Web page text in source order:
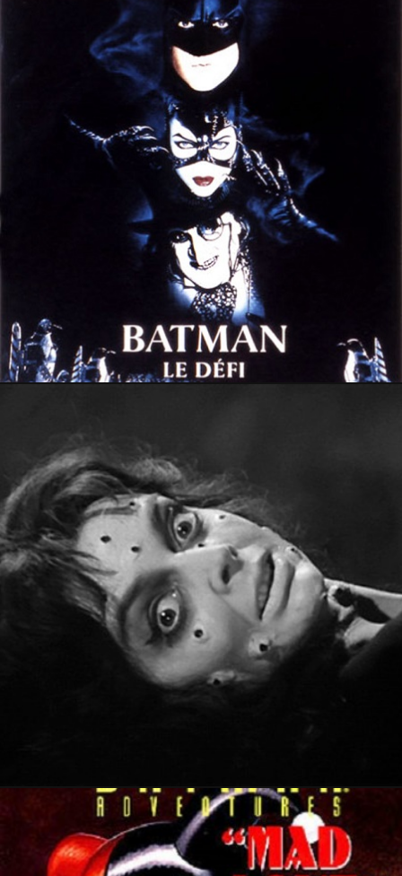
22 décembre 2018
19 août 2018